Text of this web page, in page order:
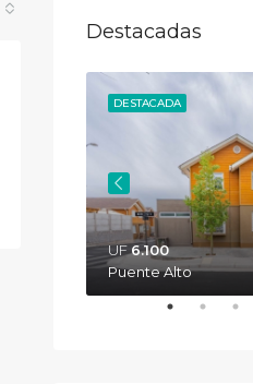
Destacadas
DESTACADA
UF6.100‎
Puente Alto